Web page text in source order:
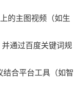
的主图视频（如生
并通过百度关键词规
结合平台工具（如智